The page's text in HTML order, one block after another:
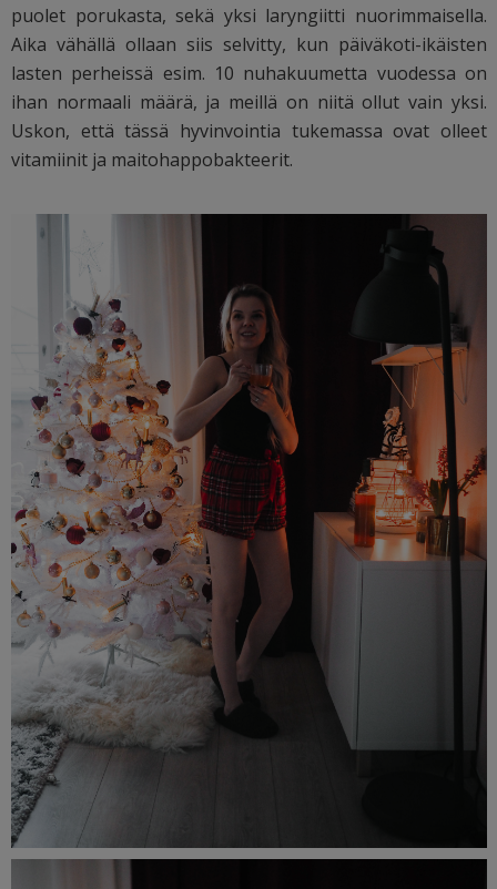
puolet porukasta, sekä yksi laryngiitti nuorimmaisella.
Aika vähällä ollaan siis selvitty, kun päiväkoti-ikäisten
lasten perheissä esim. 10 nuhakuumetta vuodessa on
ihan normaali määrä, ja meillä on niitä ollut vain yksi.
Uskon, että tässä hyvinvointia tukemassa ovat olleet
vitamiinit ja maitohappobakteerit.